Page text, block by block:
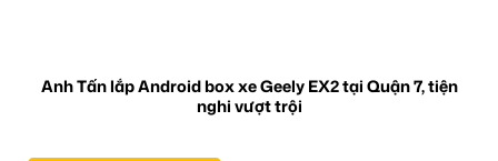
Anh Tấn lắp Android box xe Geely EX2 tại Quận 7, tiện
nghi vượt trội